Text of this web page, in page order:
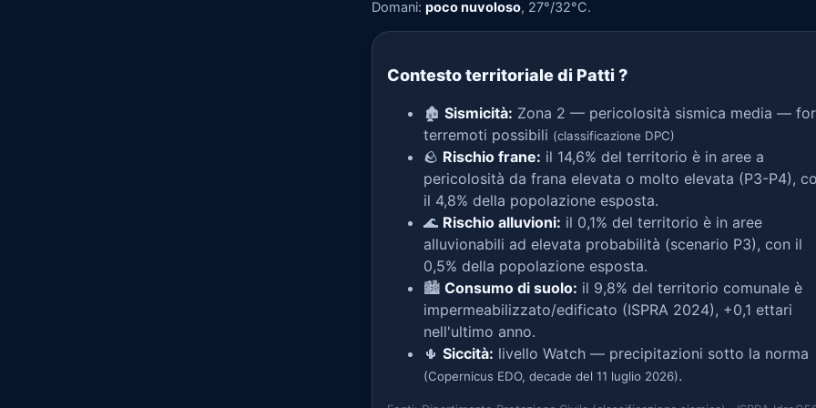
Domani: poco nuvoloso, 27°/32°C.
Contesto territoriale di Patti ?
🏚️ Sismicità: Zona 2 — pericolosità sismica media —
terremoti possibili (classificazione DPC)
🪨 Rischio frane: il 14,6% del territorio è in aree a
pericolosità da frana elevata o molto elevata (P3-P4),
il 4,8% della popolazione esposta.
🌊 Rischio alluvioni: il 0,1% del territorio è in aree
alluvionabili ad elevata probabilità (scenario P3), con il
0,5% della popolazione esposta.
🏙️ Consumo di suolo: il 9,8% del territorio comunale è
impermeabilizzato/edificato (ISPRA 2024), +0,1 ettari
nell'ultimo anno.
🌵 Siccità: livello Watch — precipitazioni sotto la norma
(Copernicus EDO, decade del 11 luglio 2026).